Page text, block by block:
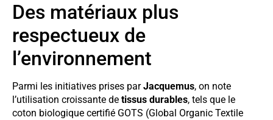
Des matériaux plus
respectueux de
l’environnement
Parmi les initiatives prises parJacquemus, on note
l’utilisation croissante de tissus durables, tels que le
coton biologique certifié GOTS (Global Organic Textile